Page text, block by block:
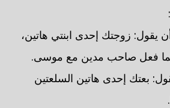
أن يقول: زوجتك إحدى ابنتي هاتين،
فعل صاحب مدين مع موسى.
بعتك إحدى هاتين السلعتين